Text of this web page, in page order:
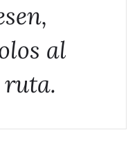
al
ruta.